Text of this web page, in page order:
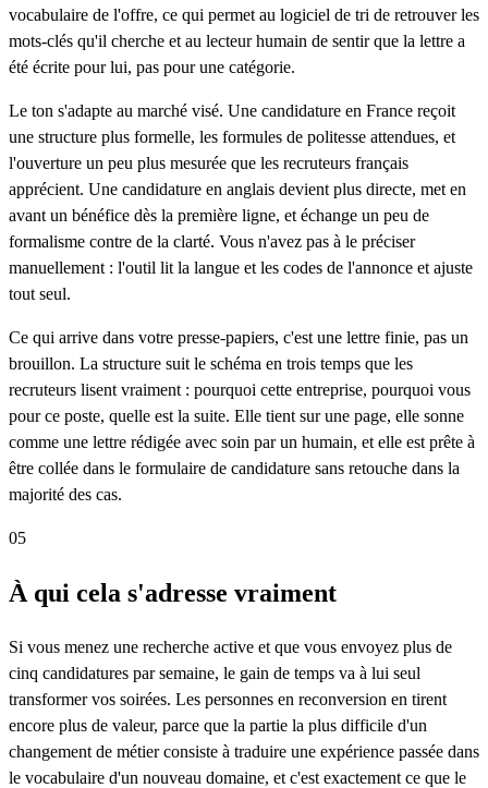
vocabulaire de l'offre, ce qui permet au logiciel de tri de retrouver les
mots-clés qu'il cherche et au lecteur humain de sentir que la lettre a
été écrite pour lui, pas pour une catégorie.
Le ton s'adapte au marché visé. Une candidature en France reçoit
une structure plus formelle, les formules de politesse attendues, et
l'ouverture un peu plus mesurée que les recruteurs français
apprécient. Une candidature en anglais devient plus directe, met en
avant un bénéfice dès la première ligne, et échange un peu de
formalisme contre de la clarté. Vous n'avez pas à le préciser
manuellement : l'outil lit la langue et les codes de l'annonce et ajuste
tout seul.
Ce qui arrive dans votre presse-papiers, c'est une lettre finie, pas un
brouillon. La structure suit le schéma en trois temps que les
recruteurs lisent vraiment : pourquoi cette entreprise, pourquoi vous
pour ce poste, quelle est la suite. Elle tient sur une page, elle sonne
comme une lettre rédigée avec soin par un humain, et elle est prête à
être collée dans le formulaire de candidature sans retouche dans la
majorité des cas.
05
À qui cela s'adresse vraiment
Si vous menez une recherche active et que vous envoyez plus de
cinq candidatures par semaine, le gain de temps va à lui seul
transformer vos soirées. Les personnes en reconversion en tirent
encore plus de valeur, parce que la partie la plus difficile d'un
changement de métier consiste à traduire une expérience passée dans
le vocabulaire d'un nouveau domaine, et c'est exactement ce que le